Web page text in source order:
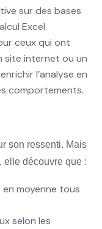
sur des bases
Excel.
ceux qui ont
site internet ou un
l’analyse en
comportements.
son ressenti. Mais
elle découvre que :
moyenne tous
selon les